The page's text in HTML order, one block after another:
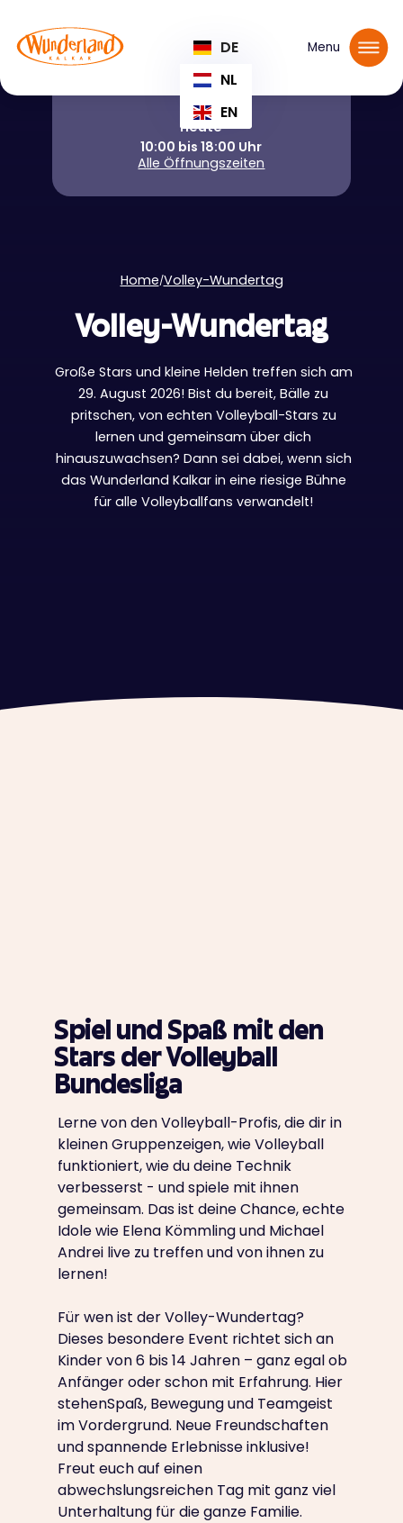
DE
NL
EN
Menu
Heute
10:00 bis 18:00 Uhr
Alle Öffnungszeiten
Tickets reservieren
Home/Volley-Wundertag
Volley-Wundertag
Große Stars und kleine Helden treffen sich am
29. August 2026! Bist du bereit, Bälle zu
pritschen, von echten Volleyball-Stars zu
lernen und gemeinsam über dich
hinauszuwachsen? Dann sei dabei, wenn sich
das Wunderland Kalkar in eine riesige Bühne
für alle Volleyballfans verwandelt!
Spiel und Spaß mit den
Stars der Volleyball
Bundesliga
Lerne von den Volleyball-Profis, die dir in
kleinen Gruppenzeigen, wie Volleyball
funktioniert, wie du deine Technik
verbesserst - und spiele mit ihnen
gemeinsam. Das ist deine Chance, echte
Idole wie Elena Kömmling und Michael
Andrei live zu treffen und von ihnen zu
lernen!
Für wen ist der Volley-Wundertag?
Dieses besondere Event richtet sich an
Kinder von 6 bis 14 Jahren – ganz egal ob
Anfänger oder schon mit Erfahrung. Hier
stehenSpaß, Bewegung und Teamgeist
im Vordergrund. Neue Freundschaften
und spannende Erlebnisse inklusive!
Freut euch auf einen
abwechslungsreichen Tag mit ganz viel
Unterhaltung für die ganze Familie.